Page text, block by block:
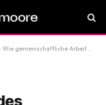
Arbeitsräume die moderne Arbeitswelt verändern